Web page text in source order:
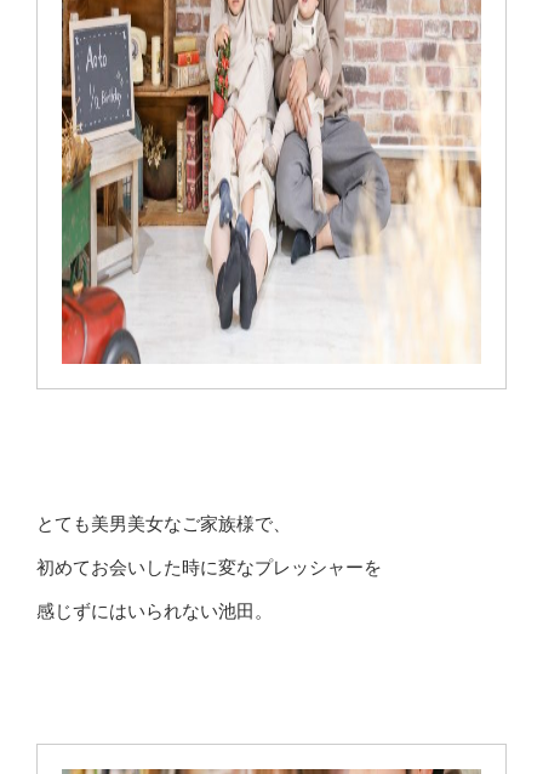
とても美男美女なご家族様で、
初めてお会いした時に変なプレッシャーを
感じずにはいられない池田。